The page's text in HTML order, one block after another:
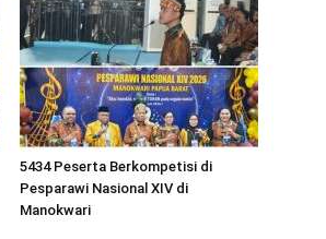
5434 Peserta Berkompetisi di
Pesparawi Nasional XIV di
Manokwari